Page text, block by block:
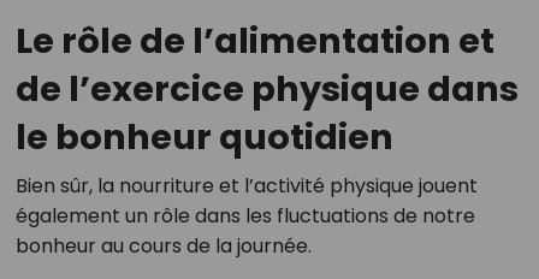
Le rôle de l’alimentation et
de l’exercice physique dans
le bonheur quotidien
Bien sûr, la nourriture et l’activité physique jouent
également un rôle dans les fluctuations de notre
bonheur au cours de la journée.